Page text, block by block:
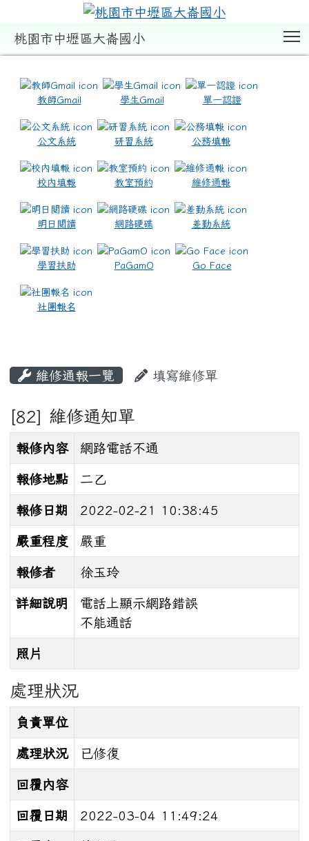
桃園市中壢區大崙國小
教師Gmail 學生Gmail 單一認證
公文系統 研習系統 公務填報
校內填報 教室預約 維修通報
明日閱讀 網路硬碟 差勤系統
學習扶助 PaGamO Go Face
社團報名
維修通報一覽 填寫維修單
[82] 維修通知單
報修內容 網路電話不通
報修地點 二乙
報修日期 2022-02-21 10:38:45
嚴重程度 嚴重
報修者 徐玉玲
詳細說明
電話上顯示網路錯誤
不能通話
照片
處理狀況
負責單位
處理狀況 已修復
回覆內容
回覆日期 2022-03-04 11:49:24